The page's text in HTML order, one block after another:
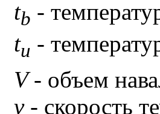
tb -
tu -
V - объем
v - скорость